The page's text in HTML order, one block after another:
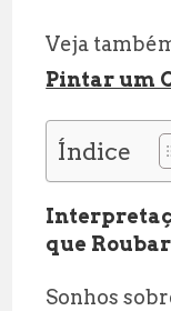
Veja
Pintar um
Índice
que
Sonhos